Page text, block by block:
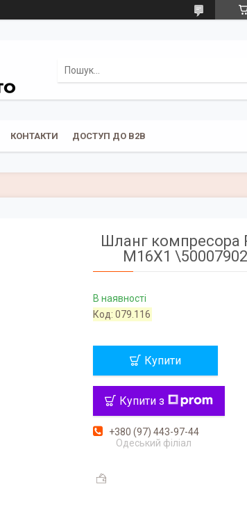
КОНТАКТИ ДОСТУП ДО B2B
Шланг компресора
M16X1
В наявності
Код:079.116
Купити
Купити з
+380 (97) 443-97-44
Одеський філіал